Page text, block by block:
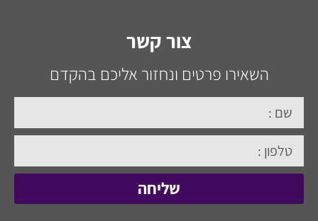
צור קשר
השאירו פרטים ונחזור אליכם בהקדם
שליחה